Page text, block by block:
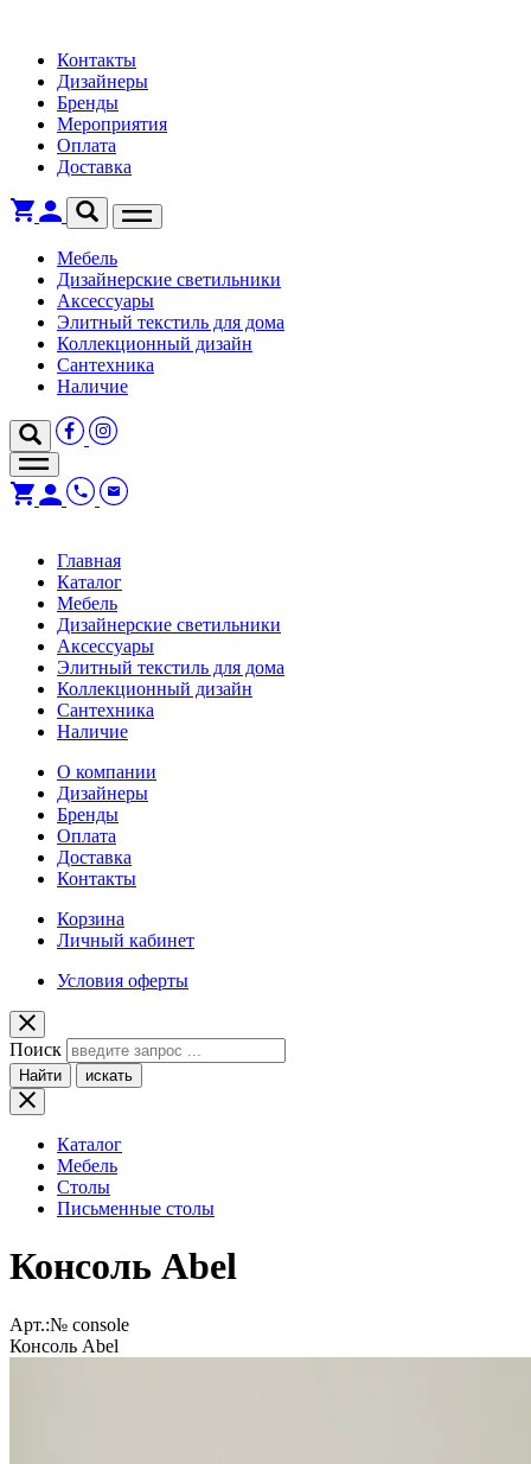
Контакты
Дизайнеры
Бренды
Мероприятия
Оплата
Доставка
Мебель
Дизайнерские светильники
Аксессуары
Элитный текстиль для дома
Коллекционный дизайн
Сантехника
Наличие
Главная
Каталог
Мебель
Дизайнерские светильники
Аксессуары
Элитный текстиль для дома
Коллекционный дизайн
Сантехника
Наличие
О компании
Дизайнеры
Бренды
Оплата
Доставка
Контакты
Корзина
Личный кабинет
Условия оферты
Поиск
Найти искать
Каталог
Мебель
Столы
Письменные столы
Консоль Abel
Арт.:№ console
Консоль Abel